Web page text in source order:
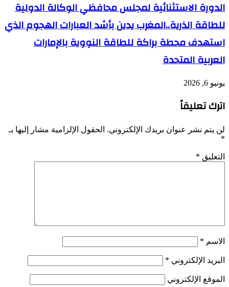
الدورة الاستثنائية لمجلس محافظي الوكالة الدولية
للطاقة الذرية..المغرب يدين بأشد العبارات الهجوم الذي
استهدف محطة براكة للطاقة النووية بالإمارات
العربية المتحدة
يونيو 6, 2026
اترك تعليقاً
لن يتم نشر عنوان بريدك الإلكتروني. الحقول الإلزامية مشار إليها بـ
*
التعليق *
الاسم *
البريد الإلكتروني *
الموقع الإلكتروني